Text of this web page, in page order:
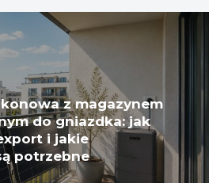
z magazynem
do gniazdka: jak
i jakie
potrzebne